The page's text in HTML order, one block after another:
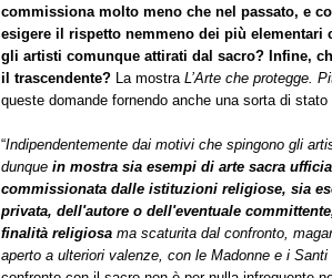
commissiona molto meno che nel passato, e
esigere il rispetto nemmeno dei più
gli artisti comunque attirati dal sacro? Infine,
il trascendente? La mostra L’Arte che protegge.
queste domande fornendo anche una sorta di stato
“Indipendentemente dai motivi che spingono gli
dunque in mostra sia esempi di arte sacra
commissionata dalle istituzioni religiose, sia
privata, dell'autore o dell'eventuale
finalità religiosa ma scaturita dal confronto,
aperto a ulteriori valenze, con le Madonne e i